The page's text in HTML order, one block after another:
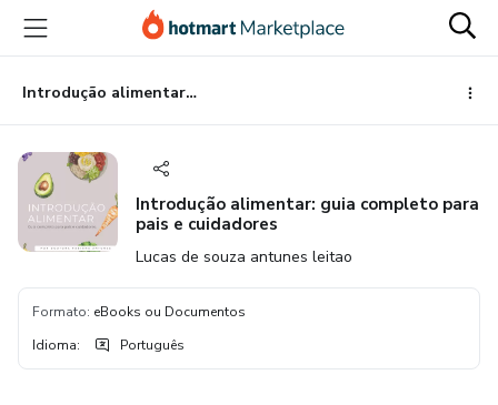
para
conteúdo
principal
para
pagamento
para
rodapé
Introdução alimentar: guia completo para pais e cuidadores
Introdução alimentar: guia completo para
pais e cuidadores
Lucas de souza antunes leitao
Formato: eBooks ou Documentos
Idioma: Português